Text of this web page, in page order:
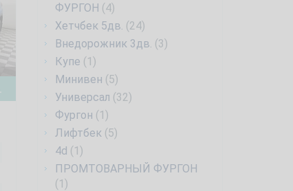
ФУРГОН (4)
Хетчбек 5дв. (24)
Внедорожник 3дв. (3)
Купе (1)
Минивен (5)
Универсал (32)
Фургон (1)
Лифтбек (5)
4d (1)
ПРОМТОВАРНЫЙ ФУРГОН
(1)